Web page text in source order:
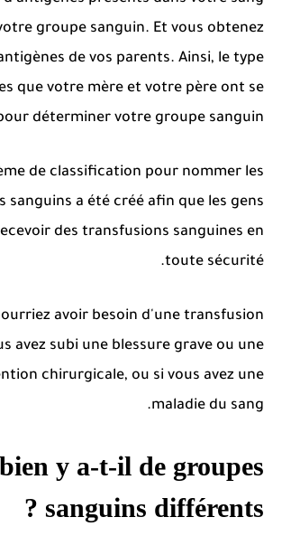
groupe sanguin. Et vous obtenez
de vos parents. Ainsi, le type
que votre mère et votre père ont se
déterminer votre groupe sanguin.
de classification pour nommer les
sanguins a été créé afin que les gens
des transfusions sanguines en
toute sécurité.
avoir besoin d'une transfusion
avez subi une blessure grave ou une
chirurgicale, ou si vous avez une
maladie du sang.
y a-t-il de groupes
sanguins différents ?